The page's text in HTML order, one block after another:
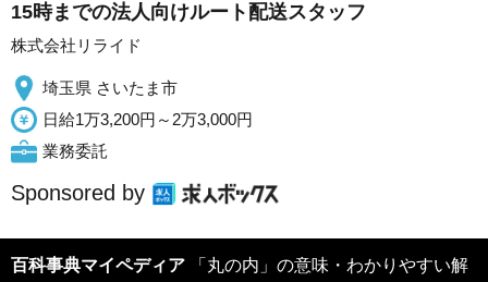
15時までの法人向けルート配送スタッフ
株式会社リライド
埼玉県 さいたま市
日給1万3,200円～2万3,000円
業務委託
Sponsored by
百科事典マイペディア